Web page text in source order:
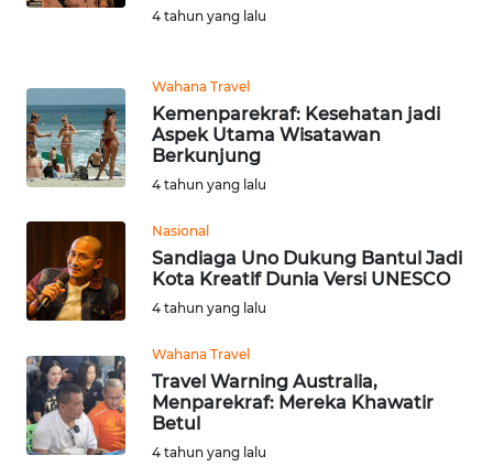
4 tahun yang lalu
Wahana Travel
Kemenparekraf: Kesehatan jadi
Aspek Utama Wisatawan
Berkunjung
4 tahun yang lalu
Nasional
Sandiaga Uno Dukung Bantul Jadi
Kota Kreatif Dunia Versi UNESCO
4 tahun yang lalu
Wahana Travel
Travel Warning Australia,
Menparekraf: Mereka Khawatir
Betul
4 tahun yang lalu
WN
PADANG
LAWAS
WN
CIANJUR
WN
KEPULAUAN
SERIBU